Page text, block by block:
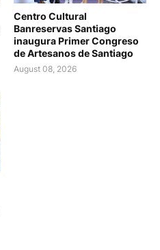
Centro Cultural
Banreservas Santiago
inaugura Primer Congreso
de Artesanos de Santiago
August 08, 2026